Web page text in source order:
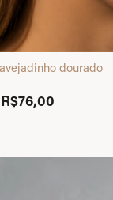
dourado
R$76,00